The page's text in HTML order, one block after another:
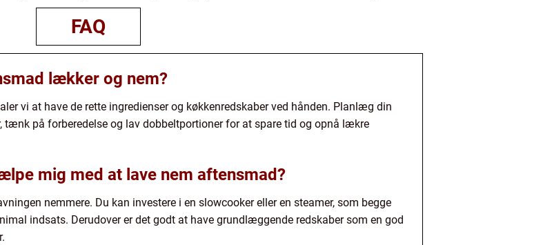
FAQ
lækker og nem?
vi at have de rette ingredienser og køkkenredskaber ved hånden. Planlæg din
tænk på forberedelse og lav dobbeltportioner for at spare tid og opnå lækre
mig med at lave nem aftensmad?
nemmere. Du kan investere i en slowcooker eller en steamer, som begge
indsats. Derudover er det godt at have grundlæggende redskaber som en god